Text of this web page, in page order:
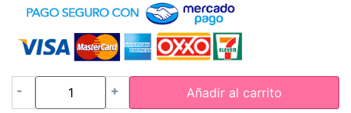
- + Añadir al carrito